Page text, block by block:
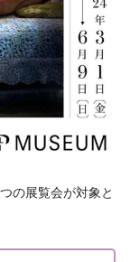
の展覧会が対象と